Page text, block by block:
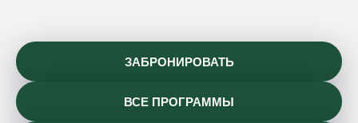
ЗАБРОНИРОВАТЬ
ВСЕ ПРОГРАММЫ